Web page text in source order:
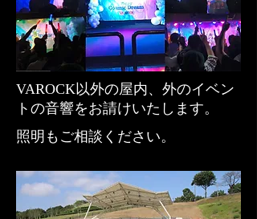
VAROCK以外の屋内、外のイベン
トの音響をお請けいたします。
照明もご相談ください。